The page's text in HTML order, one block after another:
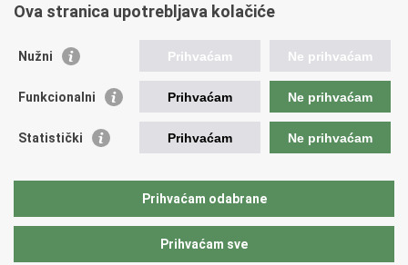
Korisne poveznice
Vlada RH
ASOO
CARNET
Ova stranica upotrebljava kolačiće
Nužni Prihvaćam Ne prihvaćam
Funkcionalni Prihvaćam Ne prihvaćam
Statistički Prihvaćam Ne prihvaćam
Prihvaćam odabrane
Prihvaćam sve